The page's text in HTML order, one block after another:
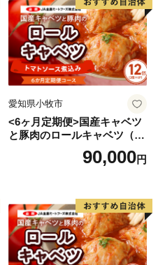
ついて】
ふるさと振興係
愛知県小牧市
<6ヶ月定期便>国産キャベツ
と豚肉のロールキャベツ（6P
90,000円